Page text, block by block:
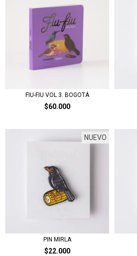
FIU-FIU VOL 3. BOGOTÁ
$60.000
NUEVO
PIN MIRLA
$22.000